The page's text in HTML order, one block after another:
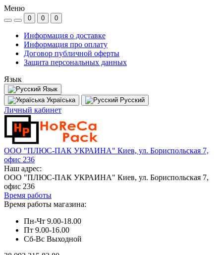
Меню
0 0 0
Информация о доставке
Информация про оплату
Договор публичной оферты
Защита персональных данных
Язык
Язык
Україська
Русский
Личный кабинет
ООО "ПЛЮС-ПАК УКРАИНА" Киев, ул. Бориспольская 7,
офис 236
Наш адрес:
ООО "ПЛЮС-ПАК УКРАИНА" Киев, ул. Бориспольская 7,
офис 236
Время работы
Время работы магазина:
Пн-Чт 9.00-18.00
Пт 9.00-16.00
Сб-Вс Выходной